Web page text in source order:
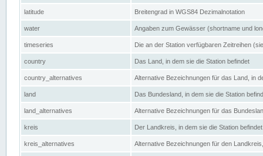
latitude Breitengrad in WGS84 Dezimalnotation
water Angaben zum Gewässer (shortname und
timeseries Die an der Station verfügbaren Zeitreihen
country Das Land, in dem sie die Station befindet
country_alternatives Alternative Bezeichnungen für das Land, in
land Das Bundesland, in dem sie die Station
land_alternatives Alternative Bezeichnungen für das
kreis Der Landkreis, in dem sie die Station befindet
kreis_alternatives Alternative Bezeichnungen für den